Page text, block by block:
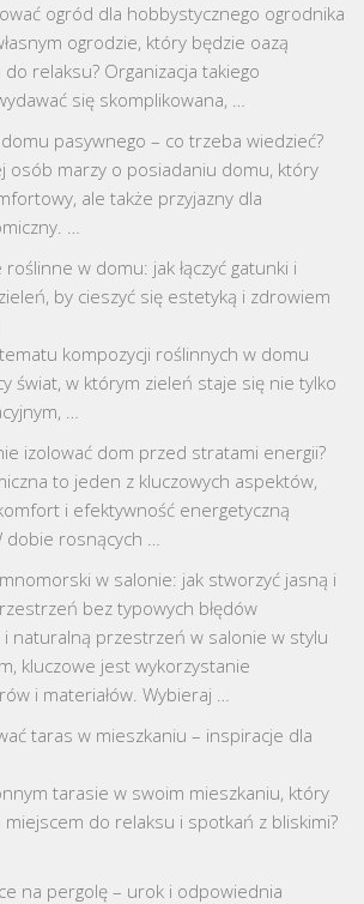
ogród dla hobbystycznego ogrodnika
ogrodzie, który będzie oazą
relaksu? Organizacja takiego
się skomplikowana, …
pasywnego – co trzeba wiedzieć?
osób marzy o posiadaniu domu, który
ale także przyjazny dla
…
roślinne w domu: jak łączyć gatunki i
by cieszyć się estetyką i zdrowiem
kompozycji roślinnych w domu
świat, w którym zieleń staje się nie tylko
…
izolować dom przed stratami energii?
to jeden z kluczowych aspektów,
i efektywność energetyczną
dobie rosnących …
w salonie: jak stworzyć jasną i
bez typowych błędów
i naturalną przestrzeń w salonie w stylu
kluczowe jest wykorzystanie
i materiałów. Wybieraj …
taras w mieszkaniu – inspiracje dla
tarasie w swoim mieszkaniu, który
do relaksu i spotkań z bliskimi?
na pergolę – urok i odpowiednia